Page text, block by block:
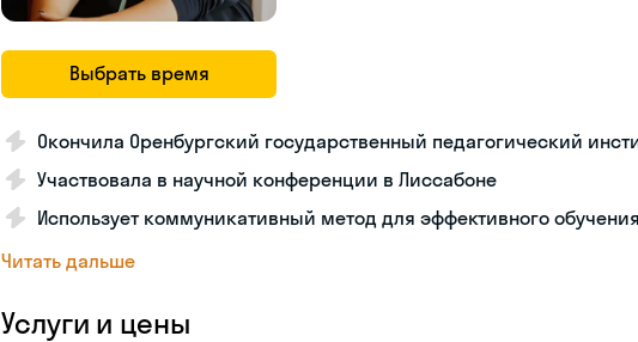
Выбрать время
Окончила Оренбургский государственный педагогический
Участвовала в научной конференции в Лиссабоне
Использует коммуникативный метод для эффективного обучения
Читать дальше
Услуги и цены